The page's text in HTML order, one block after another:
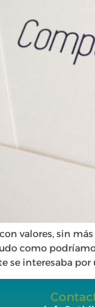
valores, sin
como
interesaba por